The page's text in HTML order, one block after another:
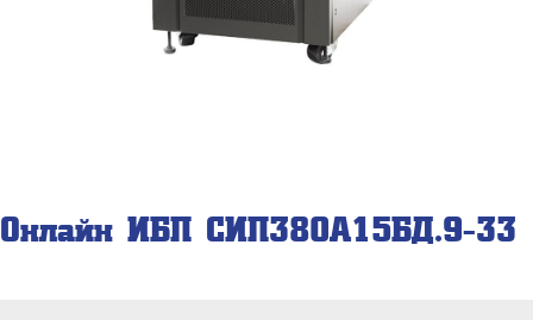
Онлайн ИБП СИП380А15БД.9-33